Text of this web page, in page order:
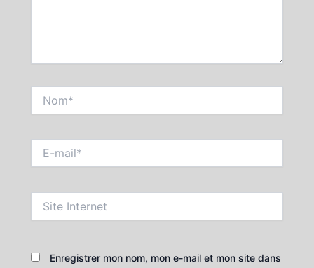
mail*
Internet
Enregistrer mon nom, mon e-mail et mon site dans